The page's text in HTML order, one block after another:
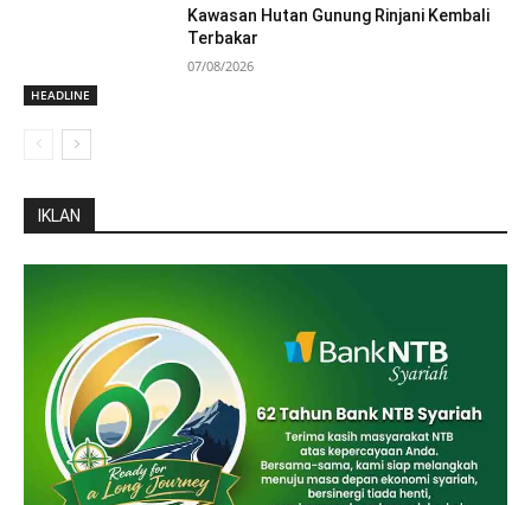
HEADLINE
Kawasan Hutan Gunung Rinjani Kembali
Terbakar
07/08/2026
IKLAN